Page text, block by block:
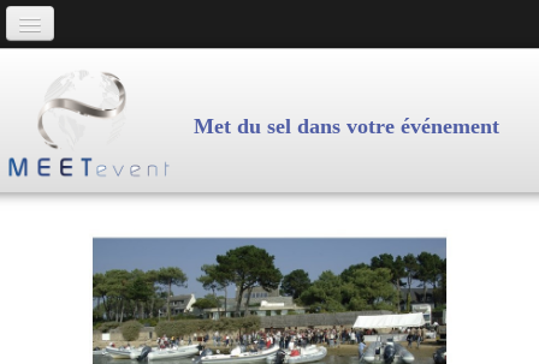
Plaquette MeetEvent
Cohésion d'équipe
Met du sel dans votre événement